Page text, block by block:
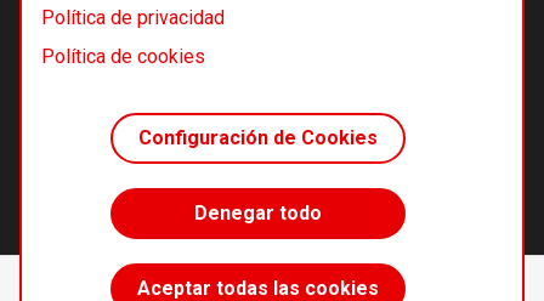
Política de privacidad
Política de cookies
Configuración de Cookies
Denegar todo
Aceptar todas las cookies
Accede sin límites
Footer
Términos y condiciones de uso
Política de cookies
Principios editoriales